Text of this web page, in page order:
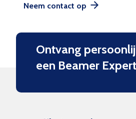
Neem contact op
Ontvang
een Beamer